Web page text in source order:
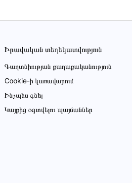
Իրավական տեղեկատվություն
Գաղտնիության քաղաքականություն
Cookie-ի կառավարում
Ինչպես գնել
Կայքից օգտվելու պայմաններ